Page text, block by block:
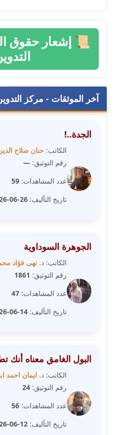
مدونة سلوي جلال
عاملة
مدونة سلوى محمود
عاملة
مدونة سماح حامد
عاملة
مدونة سمر ابراهيم
مدونة سمير حماد
عاملة
مدونة سهام كمال
مدونة سهر صيام
عاملة
مدونة سهى الضاوي
مدونة سهير عسكر
عاملة
مدونة سوميه الالفي
مدونة شادي الربابعة
📜 إشعار حقوق
آخر الموثقات - مركز
الجدة..!
الكاتب: حنان صلاح
رقم التوثيق: —
عدد المشاهدات: 59
تاريخ التأليف: 26-06-2026
الجوهرة السوداوية
الكاتب: د. نهى فؤاد
رقم التوثيق: 1861
عدد المشاهدات: 47
تاريخ التأليف: 14-06-2026
البول الغامق معناه أنك
الكاتب: د. ايمان احمد
رقم التوثيق: 24
عدد المشاهدات: 56
تاريخ التأليف: 12-06-2026